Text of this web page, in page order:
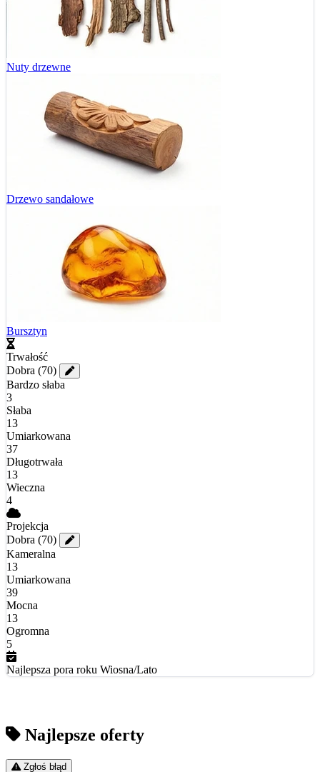
Nuty drzewne
Drzewo sandałowe
Bursztyn
Trwałość
Dobra (70)
Bardzo słaba
3
Słaba
13
Umiarkowana
37
Długotrwała
13
Wieczna
4
Projekcja
Dobra (70)
Kameralna
13
Umiarkowana
39
Mocna
13
Ogromna
5
Najlepsza pora roku Wiosna/Lato
Najlepsze oferty
Zgłoś błąd